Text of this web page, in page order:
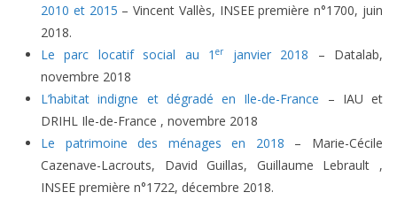
2010 et 2015 – Vincent Vallès, INSEE première n°1700, juin
2018.
Le parc locatif social au 1er janvier 2018 – Datalab,
novembre 2018
L’habitat indigne et dégradé en Ile-de-France – IAU et
DRIHL Ile-de-France , novembre 2018
Le patrimoine des ménages en 2018 – Marie-Cécile
Cazenave-Lacrouts, David Guillas, Guillaume Lebrault ,
INSEE première n°1722, décembre 2018.